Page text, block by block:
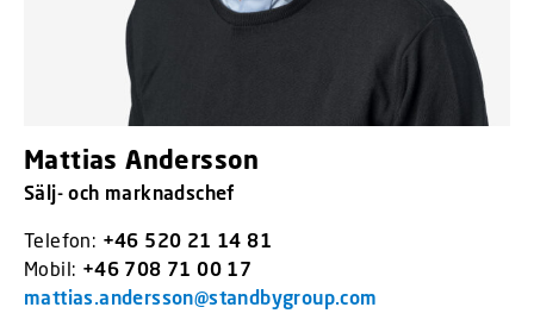
Mattias Andersson
Sälj- och marknadschef
Telefon: +46 520 21 14 81
Mobil: +46 708 71 00 17
mattias.andersson@standbygroup.com